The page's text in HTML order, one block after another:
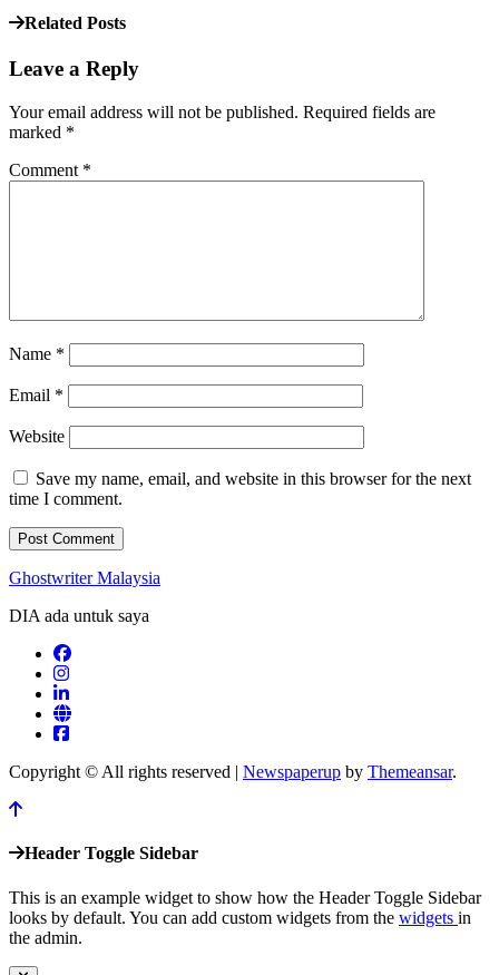
Related Posts
Leave a Reply
Your email address will not be published. Required fields are
marked *
Comment *
Name *
Email *
Website
Save my name, email, and website in this browser for the next
time I comment.
Ghostwriter Malaysia
DIA ada untuk saya
Copyright © All rights reserved | Newspaperup by Themeansar.
Header Toggle Sidebar
This is an example widget to show how the Header Toggle Sidebar
looks by default. You can add custom widgets from the widgets in
the admin.